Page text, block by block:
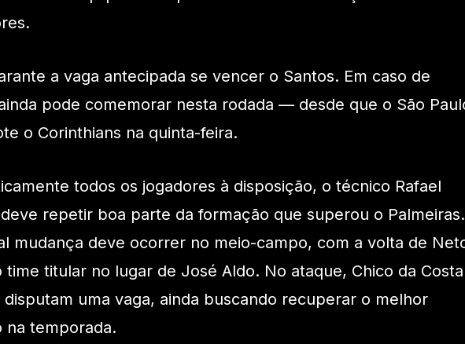
a vaga antecipada se vencer o Santos. Em caso de
pode comemorar nesta rodada — desde que o São
o Corinthians na quinta-feira.
todos os jogadores à disposição, o técnico Rafael
repetir boa parte da formação que superou o Palmeiras.
mudança deve ocorrer no meio-campo, com a volta de
time titular no lugar de José Aldo. No ataque, Chico da Costa
disputam uma vaga, ainda buscando recuperar o melhor
na temporada.